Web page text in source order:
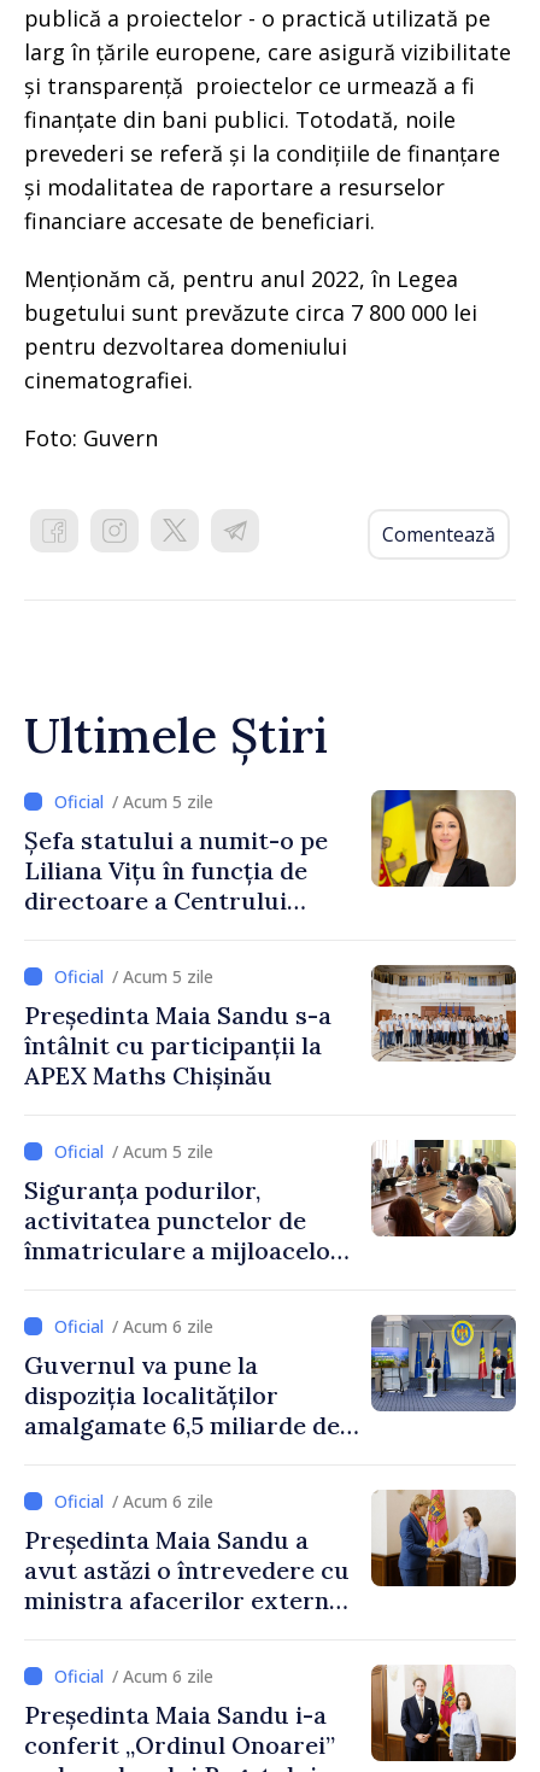
publică a proiectelor - o practică utilizată pe
larg în țările europene, care asigură vizibilitate
și transparență proiectelor ce urmează a fi
finanțate din bani publici. Totodată, noile
prevederi se referă și la condițiile de finanțare
și modalitatea de raportare a resurselor
financiare accesate de beneficiari.
Menționăm că, pentru anul 2022, în Legea
bugetului sunt prevăzute circa 7 800 000 lei
pentru dezvoltarea domeniului
cinematografiei.
Foto: Guvern
Comentează
Ultimele Știri
/ Acum 5 zile
Șefa statului a numit-o pe
Liliana Vițu în funcția de
directoare a Centrului
Strategică și Contracarare a
Dezinformării
/ Acum 5 zile
Președinta Maia Sandu s-a
întâlnit cu participanții la
APEX Maths Chișinău
/ Acum 5 zile
Siguranța podurilor,
activitatea punctelor de
înmatriculare a mijloacelor
școlilor auto, discutate în
cadrul reuniunii experților
de profil de pe ambele
maluri ale Nistrului
/ Acum 6 zile
Guvernul va pune la
dispoziția localităților
amalgamate 6,5 miliarde de
Guvernului, Alexei Buzu:
„Banii sunt disponibili. Acum
este important ca primăriile
să finalizeze procesul de
amalgamare și să
m
/ Acum 6 zile
Președinta Maia Sandu a
avut astăzi o întrevedere cu
ministra afacerilor externe
/ Acum 6 zile
Președinta Maia Sandu i-a
conferit „Ordinul Onoarei”